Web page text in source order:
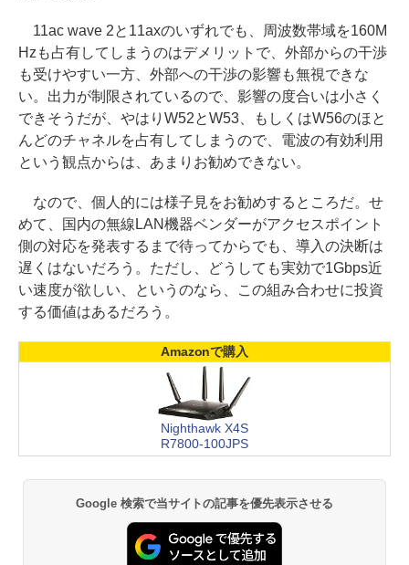
11ac wave 2と11axのいずれでも、周波数帯域を160M
Hzも占有してしまうのはデメリットで、外部からの干渉
も受けやすい一方、外部への干渉の影響も無視できな
い。出力が制限されているので、影響の度合いは小さく
できそうだが、やはりW52とW53、もしくはW56のほと
んどのチャネルを占有してしまうので、電波の有効利用
という観点からは、あまりお勧めできない。
なので、個人的には様子見をお勧めするところだ。せ
めて、国内の無線LAN機器ベンダーがアクセスポイント
側の対応を発表するまで待ってからでも、導入の決断は
遅くはないだろう。ただし、どうしても実効で1Gbps近
い速度が欲しい、というのなら、この組み合わせに投資
する価値はあるだろう。
Amazonで購入
Nighthawk X4S
R7800-100JPS
Google 検索で当サイトの記事を優先表示させる